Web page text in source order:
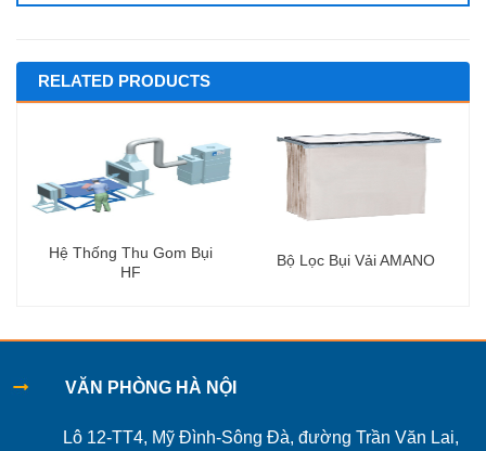
RELATED PRODUCTS
Hệ Thống Thu Gom Bụi
HF
Bộ Lọc Bụi Vải AMANO
VĂN PHÒNG HÀ NỘI
Lô 12-TT4, Mỹ Đình-Sông Đà, đường Trần Văn Lai,